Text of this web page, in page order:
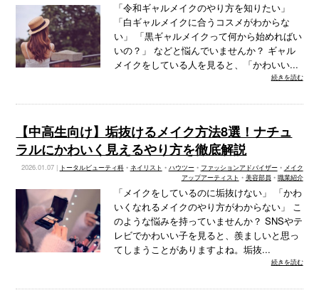
「令和ギャルメイクのやり方を知りたい」
「白ギャルメイクに合うコスメがわからな
い」 「黒ギャルメイクって何から始めればい
いの？」 などと悩んでいませんか？ ギャル
メイクをしている人を見ると、「かわいい...
続きを読む
【中高生向け】垢抜けるメイク方法8選！ナチュ
ラルにかわいく見えるやり方を徹底解説
2026.01.07 | トータルビューティ科• ネイリスト • ハウツー• ファッションアドバイザー• メイク
アップアーティスト • 美容部員 • 職業紹介
「メイクをしているのに垢抜けない」 「かわ
いくなれるメイクのやり方がわからない」 こ
のような悩みを持っていませんか？ SNSやテ
レビでかわいい子を見ると、羨ましいと思っ
てしまうことがありますよね。垢抜...
続きを読む